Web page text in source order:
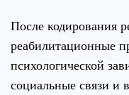
После кодирования
реабилитационные
психологической
социальные связи и